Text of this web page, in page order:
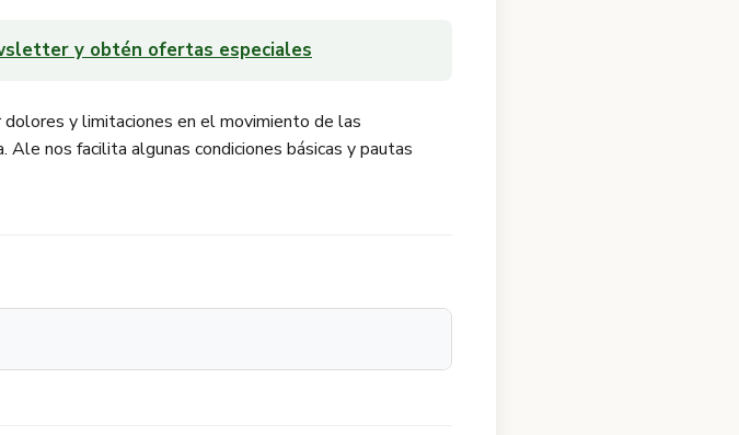
y obtén ofertas especiales
y limitaciones en el movimiento de las
Ale nos facilita algunas condiciones básicas y pautas